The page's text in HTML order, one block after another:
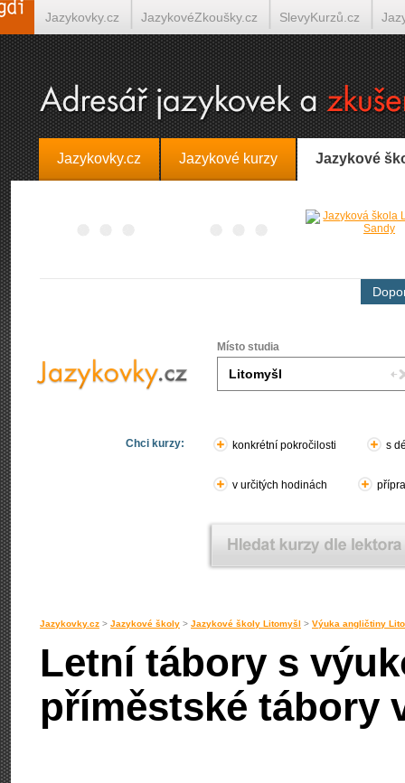
Jazykovky.cz Jazykové kurzy Jazykové
Místo studia
Chci kurzy: konkrétní pokročilosti s
v určitých hodinách
Jazykovky.cz > Jazykové školy > Jazykové školy Litomyšl > Výuka angličtiny
Letní tábory s
příměstské tábory
Jazykovky.cz JazykovéZkoušky.cz SlevyKurzů.cz
Španělština on-line Italština on-line Tlumočení-